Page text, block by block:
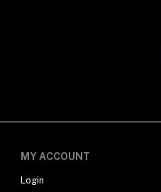
MY ACCOUNT
Login